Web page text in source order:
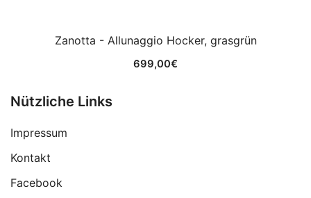
Zanotta - Allunaggio Hocker, grasgrün
699,00€
Nützliche Links
Impressum
Kontakt
Facebook